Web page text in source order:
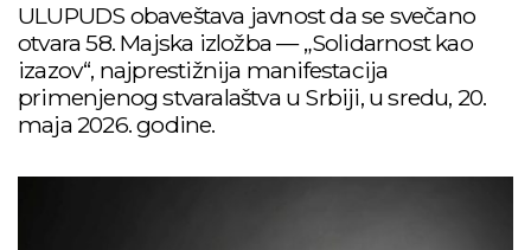
ULUPUDS obaveštava javnost da se svečano
otvara 58. Majska izložba — „Solidarnost kao
izazov“, najprestižnija manifestacija
primenjenog stvaralaštva u Srbiji, u sredu, 20.
maja 2026. godine.